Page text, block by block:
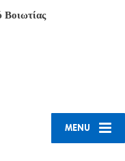
Βοιωτίας
MENU